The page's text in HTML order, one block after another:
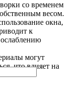
со временем
весом.
окна,
к
могут
что влияет на